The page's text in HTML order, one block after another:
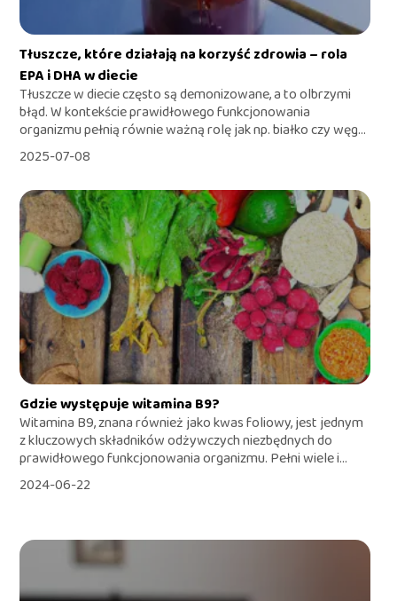
Tłuszcze, które działają na korzyść zdrowia – rola
EPA i DHA w diecie
Tłuszcze w diecie często są demonizowane, a to olbrzymi
błąd. W kontekście prawidłowego funkcjonowania
organizmu pełnią równie ważną rolę jak np. białko czy węg...
2025-07-08
Gdzie występuje witamina B9?
Witamina B9, znana również jako kwas foliowy, jest jednym
z kluczowych składników odżywczych niezbędnych do
prawidłowego funkcjonowania organizmu. Pełni wiele i...
2024-06-22